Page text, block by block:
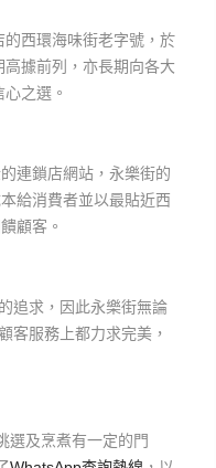
西環海味街老字號，於
據前列，亦長期向各大
之選。
連鎖店網站，永樂街的
給消費者並以最貼近西
顧客。
追求，因此永樂街無論
客服務上都力求完美，
選及烹煮有一定的門